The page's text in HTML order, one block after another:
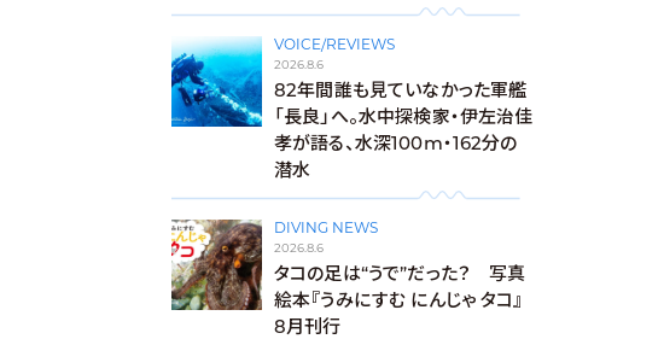
VOICE/REVIEWS
2026.8.6
82年間誰も見ていなかった軍艦
「長良」へ。水中探検家・伊左治佳
孝が語る、水深100m・162分の
潜水
DIVING NEWS
2026.8.6
タコの足は“うで”だった？ 写真
絵本『うみにすむ にんじゃ タコ』
8月刊行